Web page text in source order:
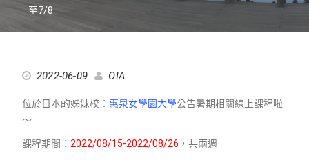
至7/8
2022-06-09 OIA
位於日本的姊妹校： 惠泉女學園大學公告暑期相關線上課程啦
～
課程期間： 2022/08/15-2022/08/26 ，共兩週